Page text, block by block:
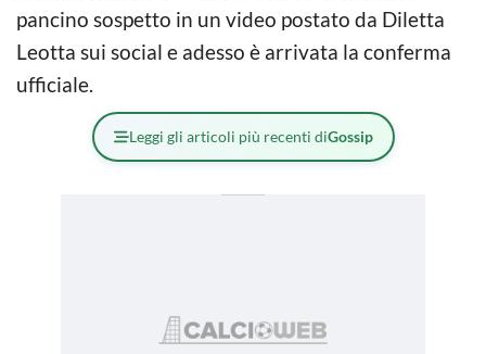
pancino sospetto in un video postato da Diletta
Leotta sui social e adesso è arrivata la conferma
ufficiale.
Leggi gli articoli più recenti diGossip